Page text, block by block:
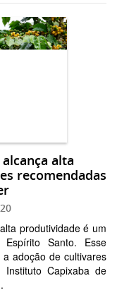
alta
recomendadas
produtividade é um
Santo. Esse
adoção de cultivares
Instituto Capixaba de